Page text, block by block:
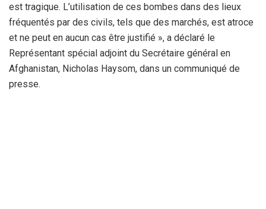
est tragique. L’utilisation de ces bombes dans des lieux
fréquentés par des civils, tels que des marchés, est atroce
et ne peut en aucun cas être justifié », a déclaré le
Représentant spécial adjoint du Secrétaire général en
Afghanistan, Nicholas Haysom, dans un communiqué de
presse.